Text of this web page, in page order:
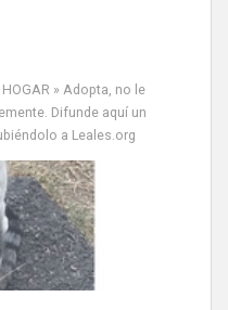
HOGAR » Adopta, no le
Difunde aquí un
a Leales.org